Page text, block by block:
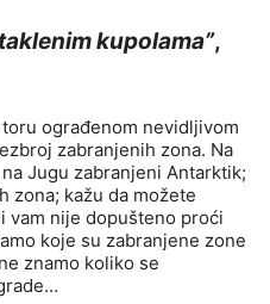
kupolama”,
ograđenom nevidljivom
zabranjenih zona. Na
Jugu zabranjeni Antarktik;
zona; kažu da možete
vam nije dopušteno proći
koje su zabranjene zone
znamo koliko se